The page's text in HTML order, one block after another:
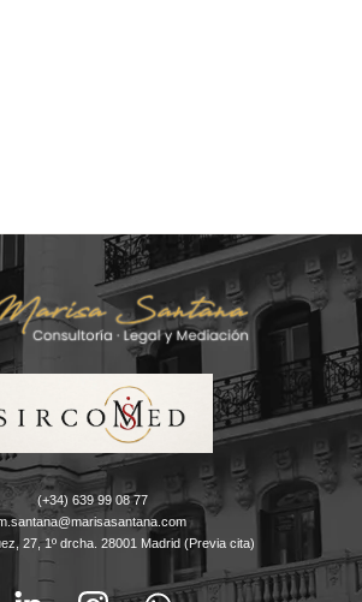
(+34) 639 99 08 77
27, 1º drcha. 28001 Madrid (Previa cita)